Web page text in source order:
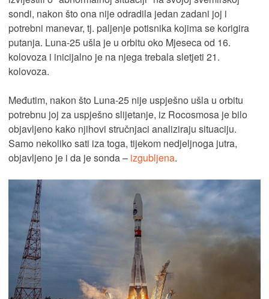
sondi, nakon što ona nije odradila jedan zadani joj i
potrebni manevar, tj. paljenje potisnika kojima se korigira
putanja. Luna-25 ušla je u orbitu oko Mjeseca od 16.
kolovoza i inicijalno je na njega trebala sletjeti 21.
kolovoza.
Međutim, nakon što Luna-25 nije uspješno ušla u orbitu
potrebnu joj za uspješno slijetanje, iz Rocosmosa je bilo
objavljeno kako njihovi stručnjaci analiziraju situaciju.
Samo nekoliko sati iza toga, tijekom nedjeljnoga jutra,
objavljeno je i da je sonda – izgubljena.